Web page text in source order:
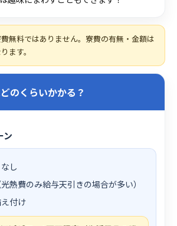
費無料ではありません。寮費の有無・金額は
ます。
のくらいかかる？
ン
し
熱費のみ給与天引きの場合が多い）
付け